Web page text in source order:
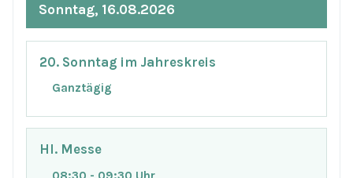
Sonntag, 16.08.2026
20. Sonntag im Jahreskreis
Ganztägig
Hl. Messe